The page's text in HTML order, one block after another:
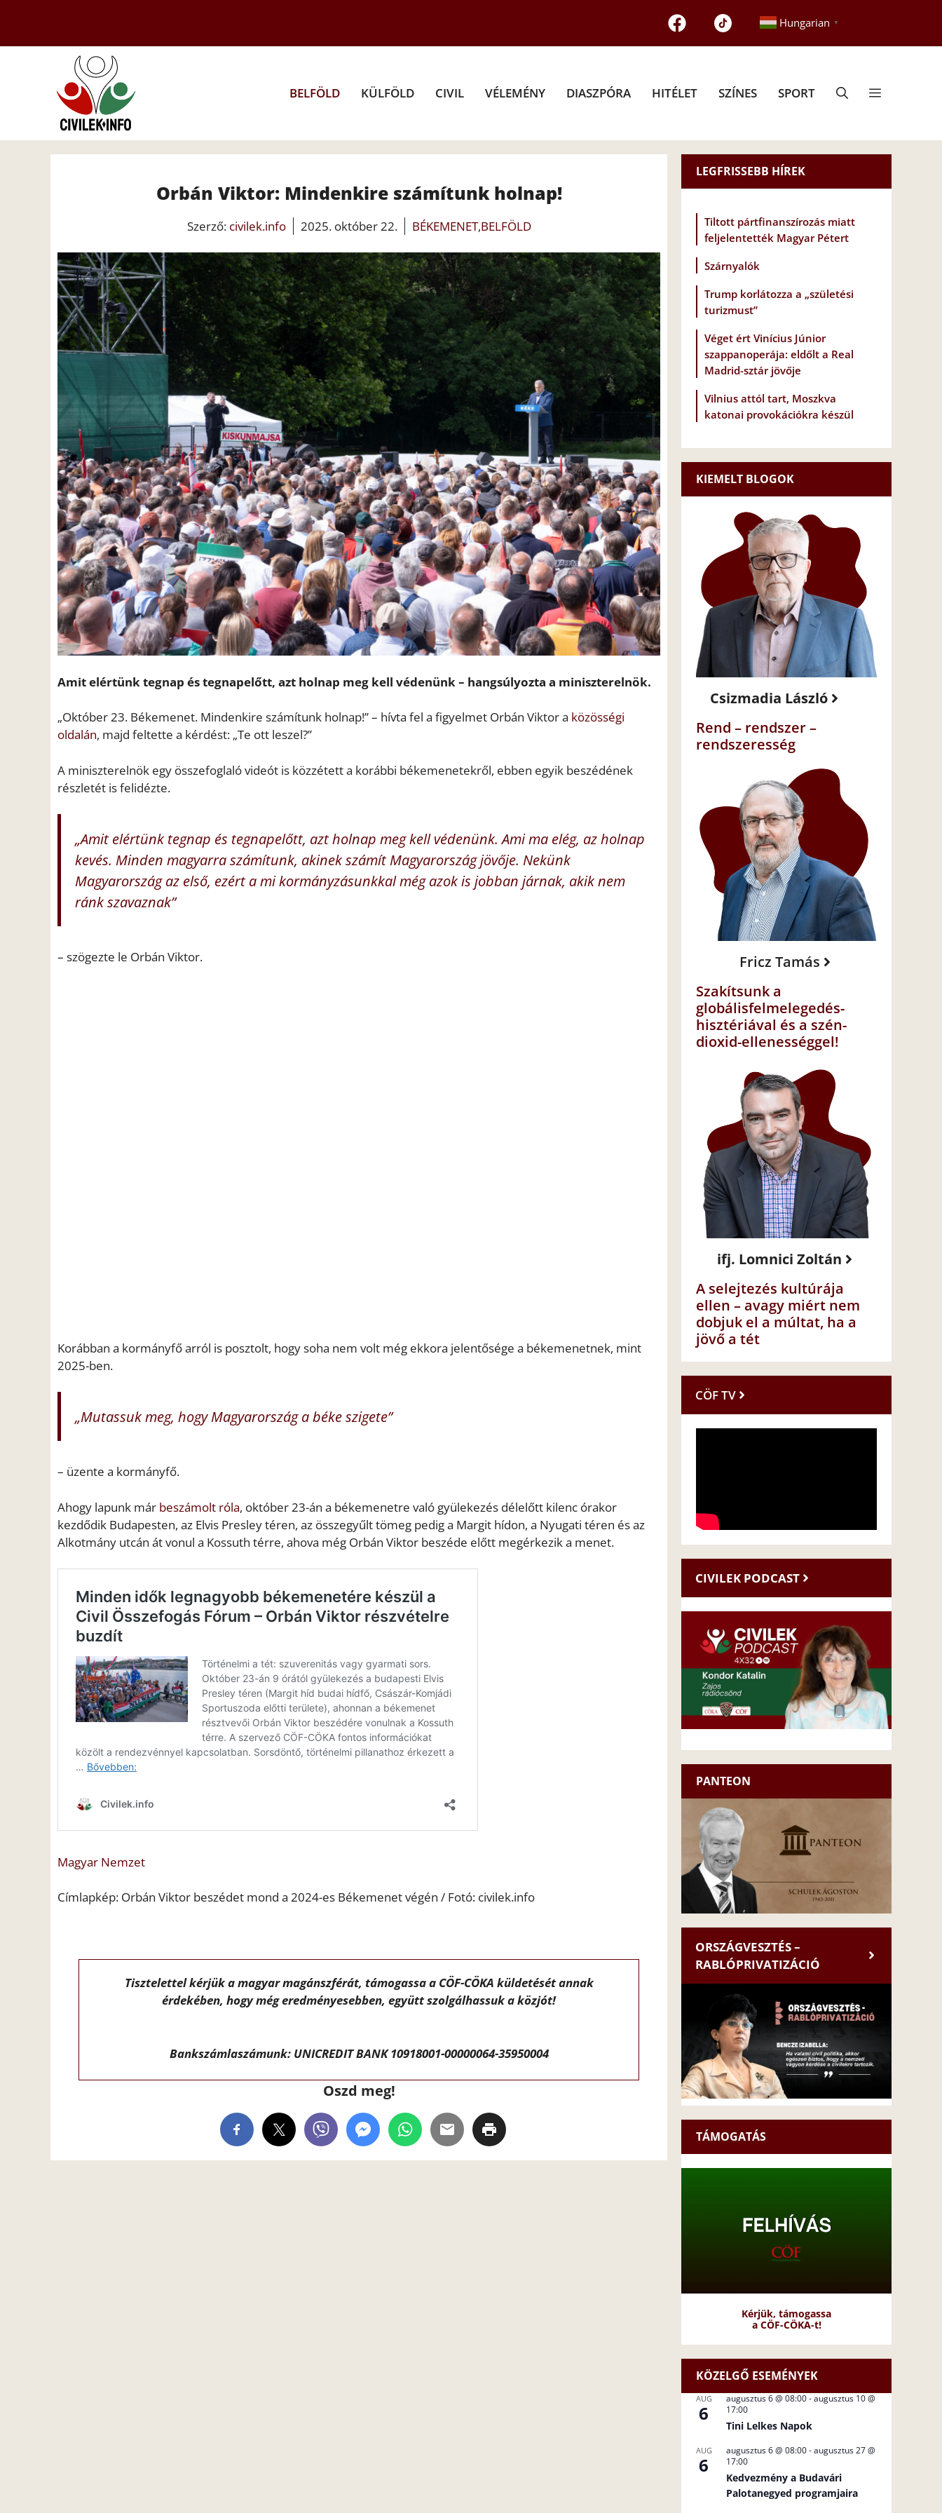
tartalomba
Hungarian ▼
BELFÖLD KÜLFÖLD CIVIL VÉLEMÉNY DIASZPÓRA HITÉLET SZÍNES SPORT
Orbán Viktor: Mindenkire számítunk holnap!
Szerző: civilek.info 2025. október 22. BÉKEMENET,BELFÖLD
Amit elértünk tegnap és tegnapelőtt, azt holnap meg kell védenünk – hangsúlyozta a miniszterelnök.
„Október 23. Békemenet. Mindenkire számítunk holnap!” – hívta fel a figyelmet Orbán Viktor a közösségi
oldalán, majd feltette a kérdést: „Te ott leszel?”
A miniszterelnök egy összefoglaló videót is közzétett a korábbi békemenetekről, ebben egyik beszédének
részletét is felidézte.
„Amit elértünk tegnap és tegnapelőtt, azt holnap meg kell védenünk. Ami ma elég, az holnap
kevés. Minden magyarra számítunk, akinek számít Magyarország jövője. Nekünk
Magyarország az első, ezért a mi kormányzásunkkal még azok is jobban járnak, akik nem
ránk szavaznak”
– szögezte le Orbán Viktor.
Korábban a kormányfő arról is posztolt, hogy soha nem volt még ekkora jelentősége a békemenetnek, mint
2025-ben.
„Mutassuk meg, hogy Magyarország a béke szigete”
– üzente a kormányfő.
Ahogy lapunk már beszámolt róla, október 23-án a békemenetre való gyülekezés délelőtt kilenc órakor
kezdődik Budapesten, az Elvis Presley téren, az összegyűlt tömeg pedig a Margit hídon, a Nyugati téren és az
Alkotmány utcán át vonul a Kossuth térre, ahova még Orbán Viktor beszéde előtt megérkezik a menet.
Magyar Nemzet
Címlapkép: Orbán Viktor beszédet mond a 2024-es Békemenet végén / Fotó: civilek.info
Tisztelettel kérjük a magyar magánszférát, támogassa a CÖF-CÖKA küldetését annak
érdekében, hogy még eredményesebben, együtt szolgálhassuk a közjót!
Bankszámlaszámunk: UNICREDIT BANK 10918001-00000064-35950004
Oszd meg!
LEGFRISSEBB HÍREK
Tiltott pártfinanszírozás miatt
feljelentették Magyar Pétert
Szárnyalók
Trump korlátozza a „születési
turizmust”
Véget ért Vinícius Júnior
szappanoperája: eldőlt a Real
Madrid-sztár jövője
Vilnius attól tart, Moszkva
katonai provokációkra készül
KIEMELT BLOGOK
Csizmadia László
Rend – rendszer –
rendszeresség
Fricz Tamás
Szakítsunk a
globálisfelmelegedés-
hisztériával és a szén-
dioxid-ellenességgel!
ifj. Lomnici Zoltán
A selejtezés kultúrája
ellen – avagy miért nem
dobjuk el a múltat, ha a
jövő a tét
CÖF TV
CIVILEK PODCAST
PANTEON
ORSZÁGVESZTÉS –
RABLÓPRIVATIZÁCIÓ
TÁMOGATÁS
Kérjük, támogassa
a CÖF-CÖKA-t!
KÖZELGŐ ESEMÉNYEK
AUG
6
augusztus 6 @ 08:00-augusztus 10 @
17:00
Tini Lelkes Napok
AUG
6
augusztus 6 @ 08:00-augusztus 27 @
17:00
Kedvezmény a Budavári
Palotanegyed programjaira